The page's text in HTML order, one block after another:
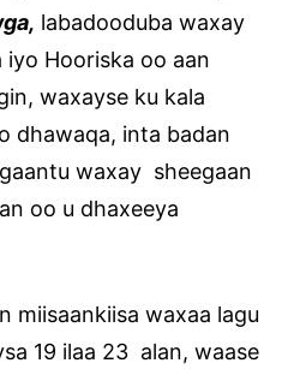
labadooduba waxay
iyo Hooriska oo aan
waxayse ku kala
dhawaqa, inta badan
waxay sheegaan
oo u dhaxeeya
miisaankiisa waxaa lagu
19 ilaa 23 alan, waase